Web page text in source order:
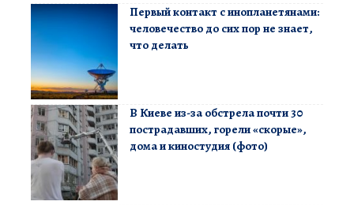
Первый контакт с инопланетянами:
человечество до сих пор не знает,
что делать
В Киеве из-за обстрела почти 30
пострадавших, горели «скорые»,
дома и киностудия (фото)